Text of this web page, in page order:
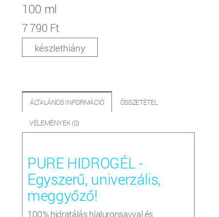
100 ml
7 790 Ft
készlethiány
ÁLTALÁNOS INFORMÁCIÓ ÖSSZETÉTEL
VÉLEMÉNYEK (0)
PURE HIDROGÉL -
Egyszerű, univerzális,
meggyőző!
100% hidratálás hialuronsavval és